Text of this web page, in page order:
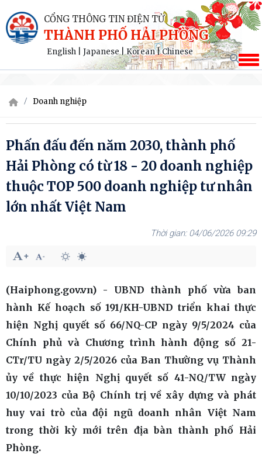
CỔNG THÔNG TIN ĐIỆN TỬ
THÀNH PHỐ HẢI PHÒNG
English Japanese|Korean|Chinese
Doanh nghiệp
Phấn đấu đến năm 2030, thành phố
Hải Phòng có từ 18 - 20 doanh nghiệp
thuộc TOP 500 doanh nghiệp tư nhân
lớn nhất Việt Nam
04/06/2026 09:29
(Haiphong.gov.vn) - UBND thành phố vừa ban
hành Kế hoạch số 191/KH-UBND triển khai thực
hiện Nghị quyết số 66/NQ-CP ngày 9/5/2024 của
Chính phủ và Chương trình hành động số 21-
CTr/TU ngày 2/5/2026 của Ban Thường vụ Thành
ủy về thực hiện Nghị quyết số 41-NQ/TW ngày
10/10/2023 của Bộ Chính trị về xây dựng và phát
huy vai trò của đội ngũ doanh nhân Việt Nam
trong thời kỳ mới trên địa bàn thành phố Hải
Phòng.